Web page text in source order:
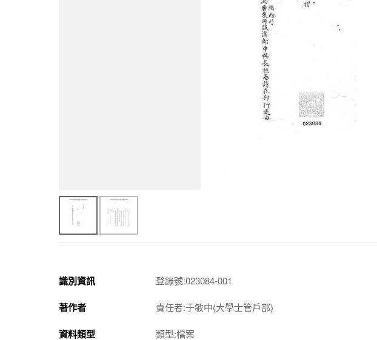
識別資訊 登錄號:023084-001
著作者 責任者:于敏中(大學士管戶部)
資料類型 類型:檔案